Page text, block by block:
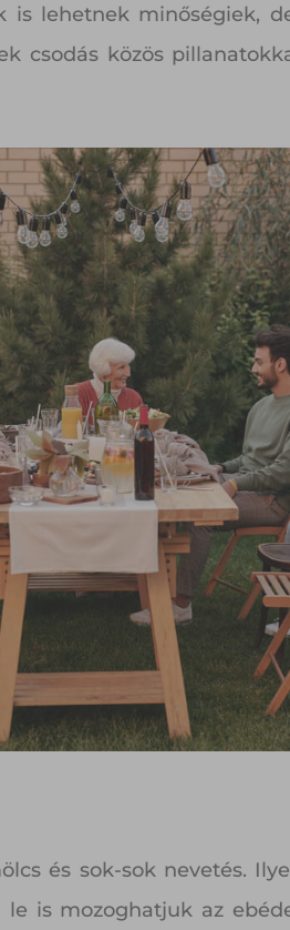
is lehetnek minőségiek,
csodás közös
és sok-sok nevetés.
is mozoghatjuk az